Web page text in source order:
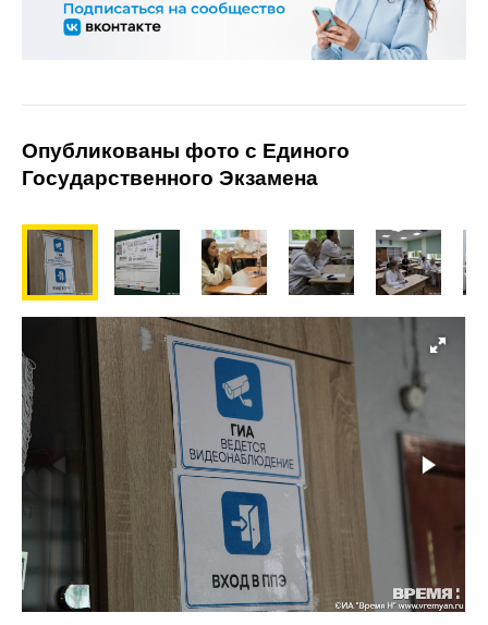
Опубликованы фото с Единого
Государственного Экзамена